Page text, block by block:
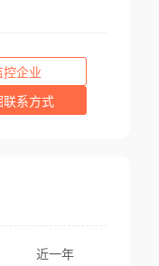
控企业
联系方式
近一年